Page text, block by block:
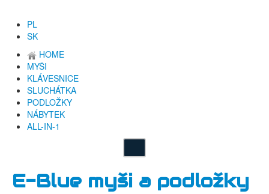
PL
SK
HOME
MYŠI
KLÁVESNICE
SLUCHÁTKA
PODLOŽKY
NÁBYTEK
ALL-IN-1
E-Blue myši a podložky